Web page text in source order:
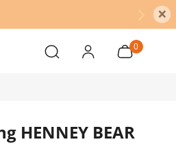
×
0
HENNEY BEAR